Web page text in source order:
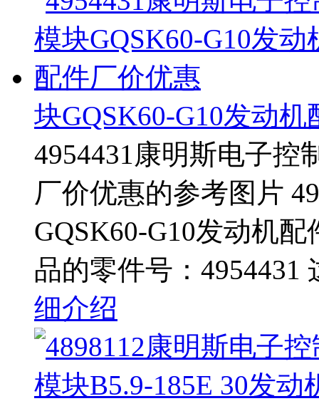
块GQSK60-G10发动
4954431康明斯电子控
厂价优惠的参考图片
GQSK60-G10发动机
品的零件号：
细介绍